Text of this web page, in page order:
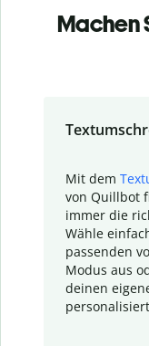
Machen
Mit dem
von Quillbot
immer die
Wähle
passenden
Modus aus
deinen